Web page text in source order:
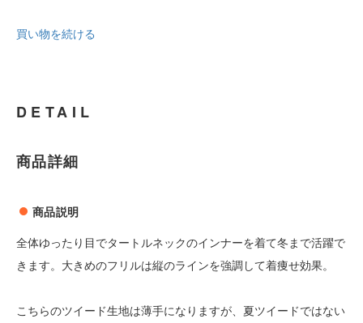
買い物を続ける
DETAIL
商品詳細
商品説明
全体ゆったり目でタートルネックのインナーを着て冬まで活躍で
きます。大きめのフリルは縦のラインを強調して着痩せ効果。
こちらのツイード生地は薄手になりますが、夏ツイードではない